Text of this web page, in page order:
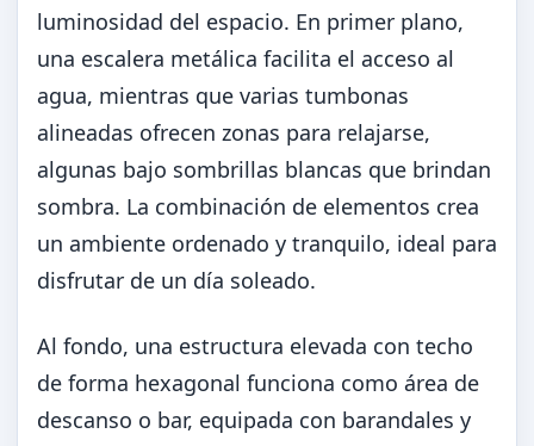
luminosidad del espacio. En primer plano,
una escalera metálica facilita el acceso al
agua, mientras que varias tumbonas
alineadas ofrecen zonas para relajarse,
algunas bajo sombrillas blancas que brindan
sombra. La combinación de elementos crea
un ambiente ordenado y tranquilo, ideal para
disfrutar de un día soleado.
Al fondo, una estructura elevada con techo
de forma hexagonal funciona como área de
descanso o bar, equipada con barandales y